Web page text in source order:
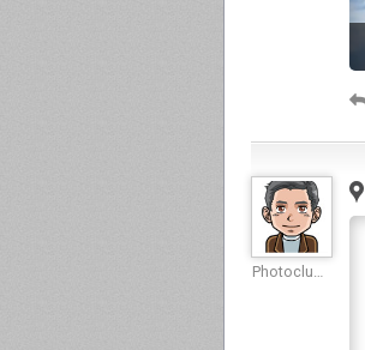
Photoclubvarades